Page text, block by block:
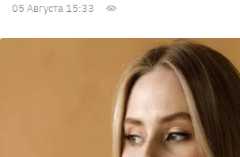
05 Августа 15:33